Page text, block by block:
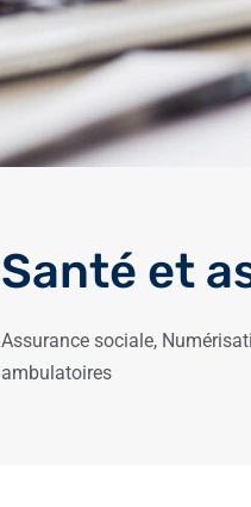
Santé et
Assurance sociale,
ambulatoires